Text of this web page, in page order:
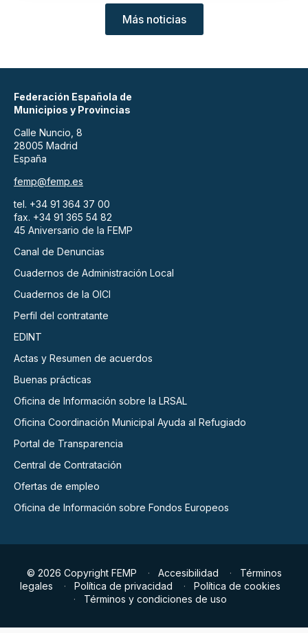
Más noticias
Federación Española de
Municipios y Provincias
Calle Nuncio, 8
28005 Madrid
España
femp@femp.es
tel. +34 91 364 37 00
fax. +34 91 365 54 82
45 Aniversario de la FEMP
Canal de Denuncias
Cuadernos de Administración Local
Cuadernos de la OICI
Perfil del contratante
EDINT
Actas y Resumen de acuerdos
Buenas prácticas
Oficina de Información sobre la LRSAL
Oficina Coordinación Municipal Ayuda al Refugiado
Portal de Transparencia
Central de Contratación
Ofertas de empleo
Oficina de Información sobre Fondos Europeos
© 2026 Copyright FEMP Accesibilidad
Términos
legales
Política de privacidad
Política de cookies
Términos y condiciones de uso